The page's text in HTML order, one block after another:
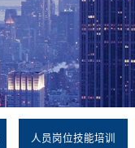
人员岗位技能培训